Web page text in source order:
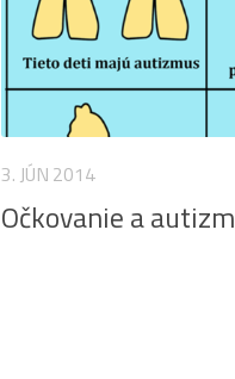
3. JÚN 2014
Očkovanie a